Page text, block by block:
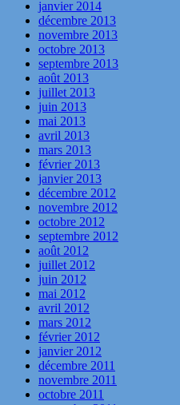
janvier 2014
décembre 2013
novembre 2013
octobre 2013
septembre 2013
août 2013
juillet 2013
juin 2013
mai 2013
avril 2013
mars 2013
février 2013
janvier 2013
décembre 2012
novembre 2012
octobre 2012
septembre 2012
août 2012
juillet 2012
juin 2012
mai 2012
avril 2012
mars 2012
février 2012
janvier 2012
décembre 2011
novembre 2011
octobre 2011